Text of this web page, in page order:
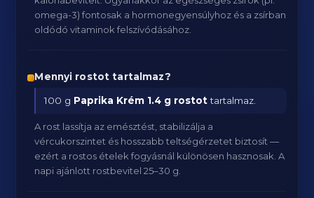
omega-3) fontosak a hormonegyensúlyhoz és a zsírban
oldódó vitaminok felszívódásához.
Mennyi rostot tartalmaz?
100 g Paprika Krém 1.4 g rostottartalmaz.
A rost lassítja az emésztést, stabilizálja a
vércukorszintet és hosszabb teltségérzetet biztosít —
ezért a rostos ételek fogyásnál különösen hasznosak. A
napi ajánlott rostbevitel 25–30 g.